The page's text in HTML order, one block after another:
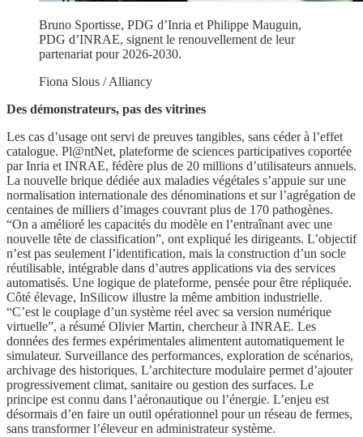
Bruno Sportisse, PDG d’Inria et Philippe Mauguin,
PDG d’INRAE, signent le renouvellement de leur
partenariat pour 2026-2030.
Fiona Slous / Alliancy
Des démonstrateurs, pas des vitrines
Les cas d’usage ont servi de preuves tangibles, sans céder à l’effet
catalogue. Pl@ntNet, plateforme de sciences participatives coportée
par Inria et INRAE, fédère plus de 20 millions d’utilisateurs annuels.
La nouvelle brique dédiée aux maladies végétales s’appuie sur une
normalisation internationale des dénominations et sur l’agrégation de
centaines de milliers d’images couvrant plus de 170 pathogènes.
“On a amélioré les capacités du modèle en l’entraînant avec une
nouvelle tête de classification”, ont expliqué les dirigeants. L’objectif
n’est pas seulement l’identification, mais la construction d’un socle
réutilisable, intégrable dans d’autres applications via des services
automatisés. Une logique de plateforme, pensée pour être répliquée.
Côté élevage, InSilicow illustre la même ambition industrielle.
“C’est le couplage d’un système réel avec sa version numérique
virtuelle”, a résumé Olivier Martin, chercheur à INRAE. Les
données des fermes expérimentales alimentent automatiquement le
simulateur. Surveillance des performances, exploration de scénarios,
archivage des historiques. L’architecture modulaire permet d’ajouter
progressivement climat, sanitaire ou gestion des surfaces. Le
principe est connu dans l’aéronautique ou l’énergie. L’enjeu est
désormais d’en faire un outil opérationnel pour un réseau de fermes,
sans transformer l’éleveur en administrateur système.